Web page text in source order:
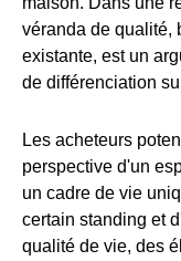
véranda de qualité,
existante, est un
de différenciation
Les acheteurs
perspective d'un
un cadre de vie
certain standing et
qualité de vie, des